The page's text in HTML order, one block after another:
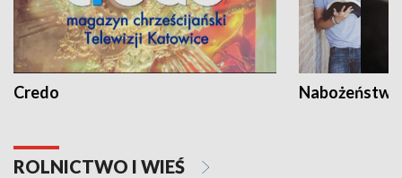
Credo
ROLNICTWO I WIEŚ